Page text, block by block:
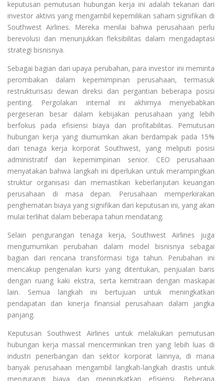
keputusan pemutusan hubungan kerja ini adalah tekanan dari
investor aktivis yang mengambil kepemilikan saham signifikan di
Southwest Airlines. Mereka menilai bahwa perusahaan perlu
berevolusi dan menunjukkan fleksibilitas dalam mengadaptasi
strategi bisnisnya.
Sebagai bagian dari upaya perubahan, para investor ini meminta
perombakan dalam kepemimpinan perusahaan, termasuk
restrukturisasi dewan direksi dan pergantian beberapa posisi
penting. Pergolakan internal ini akhirnya menyebabkan
pergeseran besar dalam kebijakan perusahaan yang lebih
berfokus pada efisiensi biaya dan profitabilitas. Pemutusan
hubungan kerja yang diumumkan akan berdampak pada 15%
dari tenaga kerja korporat Southwest, yang meliputi posisi
administratif dan kepemimpinan senior. CEO perusahaan
menyatakan bahwa langkah ini diperlukan untuk merampingkan
struktur organisasi dan memastikan keberlanjutan keuangan
perusahaan di masa depan. Perusahaan memperkirakan
penghematan biaya yang signifikan dari keputusan ini, yang akan
mulai terlihat dalam beberapa tahun mendatang.
Selain pengurangan tenaga kerja, Southwest Airlines juga
mengumumkan perubahan dalam model bisnisnya sebagai
bagian dari rencana transformasi tiga tahun. Perubahan ini
mencakup pengenalan kursi yang ditentukan, penjualan baris
dengan ruang kaki ekstra, serta kemitraan dengan maskapai
lain. Semua langkah ini bertujuan untuk meningkatkan
pendapatan dan kinerja finansial perusahaan dalam jangka
panjang.
Keputusan Southwest Airlines untuk melakukan pemutusan
hubungan kerja massal mencerminkan tren yang lebih luas di
industri penerbangan dan sektor korporat lainnya, di mana
banyak perusahaan mengambil langkah-langkah drastis untuk
mengurangi biaya dan meningkatkan efisiensi. Beberapa